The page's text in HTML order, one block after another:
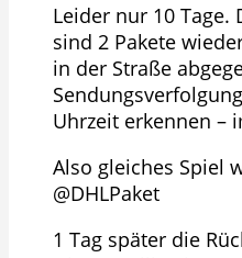
Leider nur 10 Tage.
sind 2 Pakete
in der Straße
Uhrzeit erkennen –
Also gleiches Spiel
@DHLPaket
1 Tag später die